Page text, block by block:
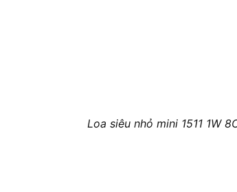
Loa siêu nhỏ mini 1511 1W